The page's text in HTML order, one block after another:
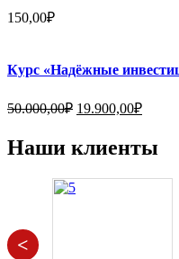
150,00₽
Курс «Надёжные
50.000,00₽ Первоначальная
50.000,00₽.
19.900,00₽
Наши клиенты
<